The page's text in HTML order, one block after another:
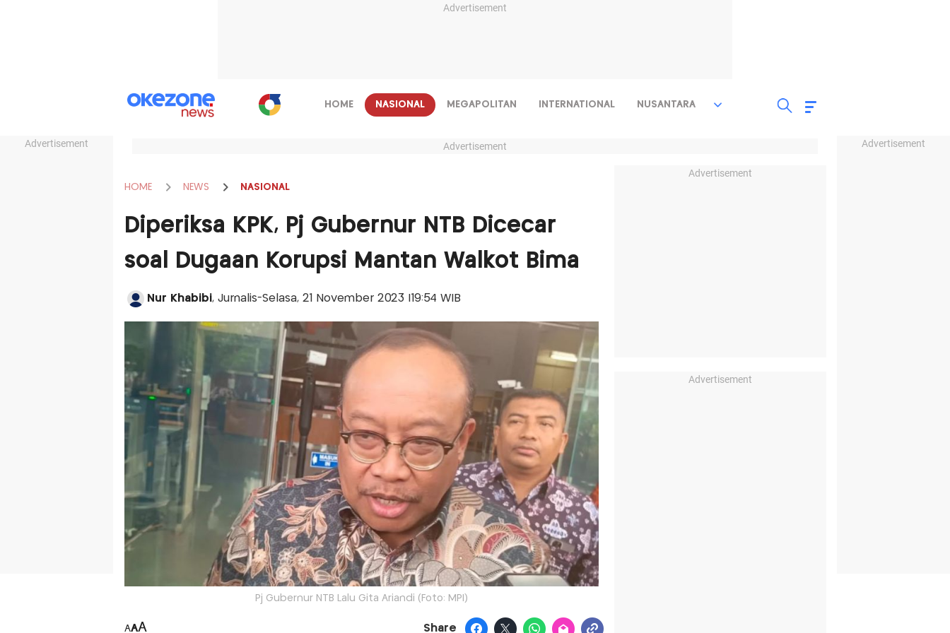
Advertisement
Advertisement Advertisement
HOME NASIONAL MEGAPOLITAN INTERNATIONAL NUSANTARA
Advertisement
HOME NEWS NASIONAL
Diperiksa KPK, Pj Gubernur NTB Dicecar
soal Dugaan Korupsi Mantan Walkot Bima
Nur Khabibi, Jurnalis-Selasa, 21 November 2023 |19:54 WIB
Pj Gubernur NTB Lalu Gita Ariandi (Foto: MPI)
AAA Share
Advertisement
Advertisement